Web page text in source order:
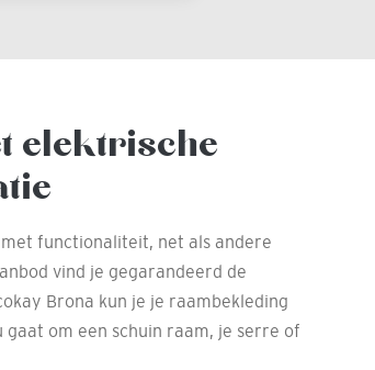
elektrische
functionaliteit, net als andere
vind je gegarandeerd de
Brona kun je je raambekleding
om een schuin raam, je serre of